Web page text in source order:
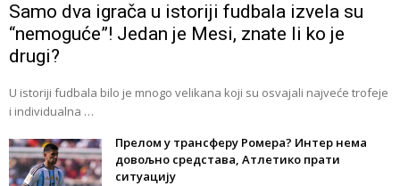
Samo dva igrača u istoriji fudbala izvela su
“nemoguće”! Jedan je Mesi, znate li ko je
drugi?
U istoriji fudbala bilo je mnogo velikana koji su osvajali najveće trofeje
i individualna …
Прелом у трансферу Ромера? Интер нема
довољно средстава, Атлетико прати
ситуацију